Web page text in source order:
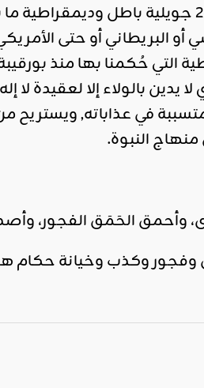
ديمقراطية ما قبل 25 جويلية
أو البريطاني أو حتى
التي حُكمنا بها منذ
يدين بالولاء إلا لعقيدة لا
في عذاباته, ويستريح
منهاج النبوة.
وأحمق الحَمَق الفجور،
وكذب وخيانة حكام